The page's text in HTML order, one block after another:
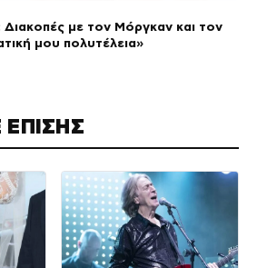
με τον Μόργκαν και τον
μου πολυτέλεια»